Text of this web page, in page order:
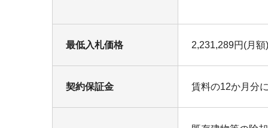
最低入札価格 2,231,289円(月額)
契約保証金 賃料の12か月分